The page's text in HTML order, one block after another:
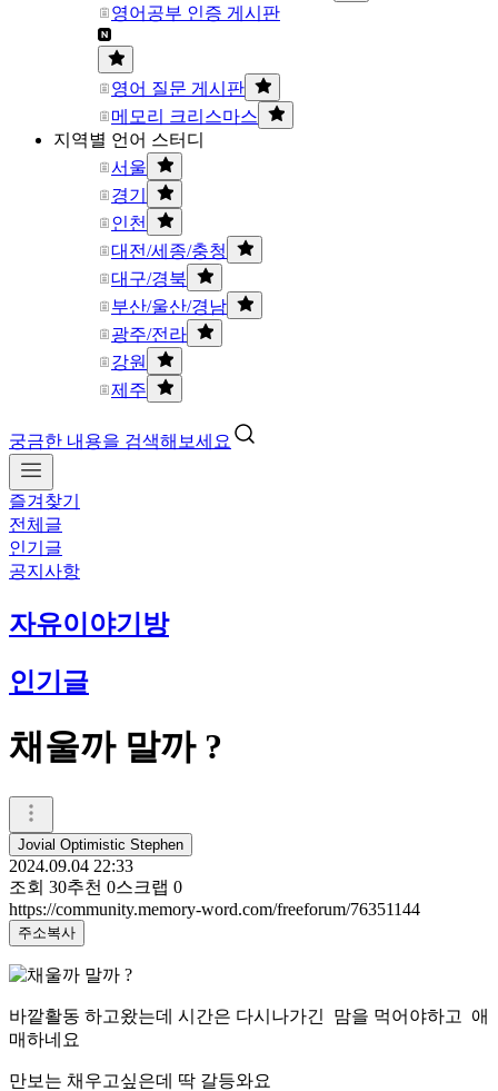
영어공부 인증 게시판
영어 질문 게시판
메모리 크리스마스
지역별 언어 스터디
서울
경기
인천
대전/세종/충청
대구/경북
부산/울산/경남
광주/전라
강원
제주
궁금한 내용을 검색해보세요
즐겨찾기
전체글
인기글
공지사항
자유이야기방
인기글
채울까 말까 ?
Jovial Optimistic Stephen
2024.09.04 22:33
조회 30추천 0스크랩 0
https://community.memory-word.com/freeforum/76351144
주소복사
바깥활동 하고왔는데 시간은 다시나가긴 맘을 먹어야하고 애
매하네요
만보는 채우고싶은데 딱 갈등와요